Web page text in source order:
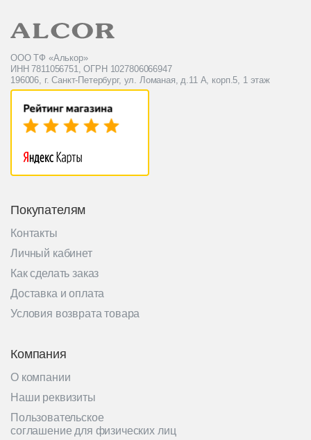
ООО ТФ «Алькор»
ИНН 7811056751, ОГРН 1027806066947
196006, г. Санкт-Петербург, ул. Ломаная, д.11 А, корп.5, 1 этаж
Покупателям
Контакты
Личный кабинет
Как сделать заказ
Доставка и оплата
Условия возврата товара
Компания
О компании
Наши реквизиты
Пользовательское
соглашение для физических лиц